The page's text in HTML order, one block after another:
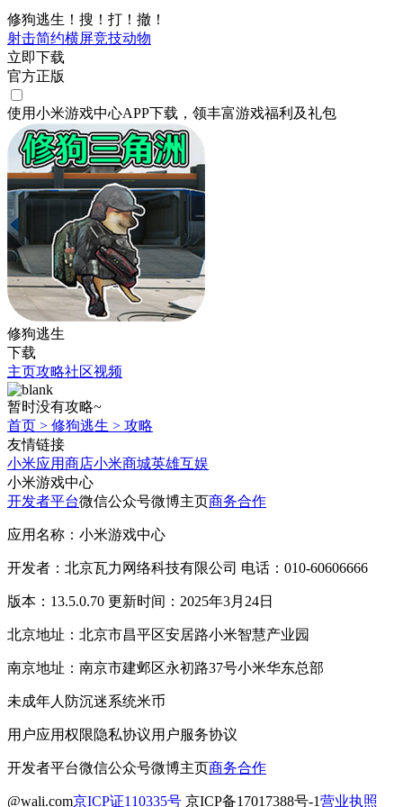
修狗逃生！搜！打！撤！
射击简约横屏竞技动物
立即下载
官方正版
使用小米游戏中心APP下载 ，领丰富游戏福利 及礼包
修狗逃生
下载
主页攻略社区视频
暂时没有攻略~
首页 > 修狗逃生 > 攻略
友情链接
小米应用商店小米商城英雄互娱
小米游戏中心
开发者平台微信公众号微博主页商务合作
应用名称：小米游戏中心
开发者：北京瓦力网络科技有限公司 电话：010-60606666
版本：13.5.0.70 更新时间：2025年3月24日
北京地址：北京市昌平区安居路小米智慧产业园
南京地址：南京市建邺区永初路37号小米华东总部
未成年人防沉迷系统米币
用户应用权限隐私协议用户服务协议
开发者平台微信公众号微博主页商务合作
@wali.com京ICP证110335号 京ICP备17017388号-1营业执照